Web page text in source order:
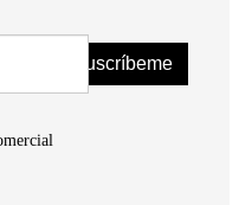
Suscríbeme